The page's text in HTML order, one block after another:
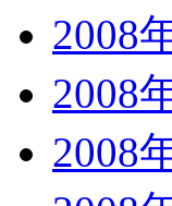
2008
2008
2008